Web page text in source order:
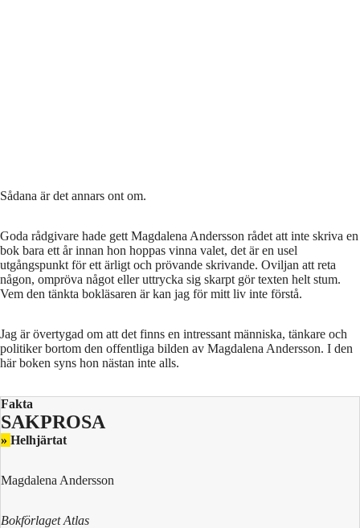
Sådana är det annars ont om.
Goda rådgivare hade gett Magdalena Andersson rådet att inte skriva en
bok bara ett år innan hon hoppas vinna valet, det är en usel
utgångspunkt för ett ärligt och prövande skrivande. Oviljan att reta
någon, ompröva något eller uttrycka sig skarpt gör texten helt stum.
Vem den tänkta bokläsaren är kan jag för mitt liv inte förstå.
Jag är övertygad om att det finns en intressant människa, tänkare och
politiker bortom den offentliga bilden av Magdalena Andersson. I den
här boken syns hon nästan inte alls.
Fakta
SAKPROSA
» Helhjärtat
Magdalena Andersson
Bokförlaget Atlas